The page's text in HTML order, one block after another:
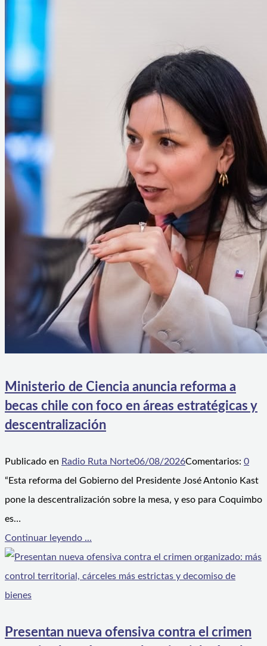
Ministerio de Ciencia anuncia reforma a
becas chile con foco en áreas estratégicas y
descentralización
Publicado en Radio Ruta Norte06/08/2026Comentarios: 0
“Esta reforma del Gobierno del Presidente José Antonio Kast
pone la descentralización sobre la mesa, y eso para Coquimbo
es…
Continuar leyendo ...
Presentan nueva ofensiva contra el crimen